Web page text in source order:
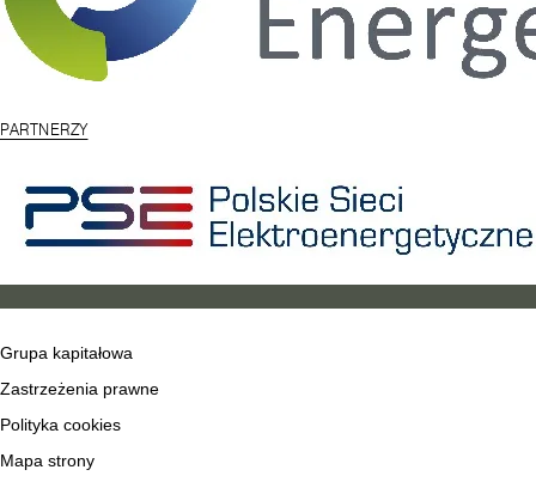
PARTNERZY
Grupa kapitałowa
Zastrzeżenia prawne
Polityka cookies
Mapa strony